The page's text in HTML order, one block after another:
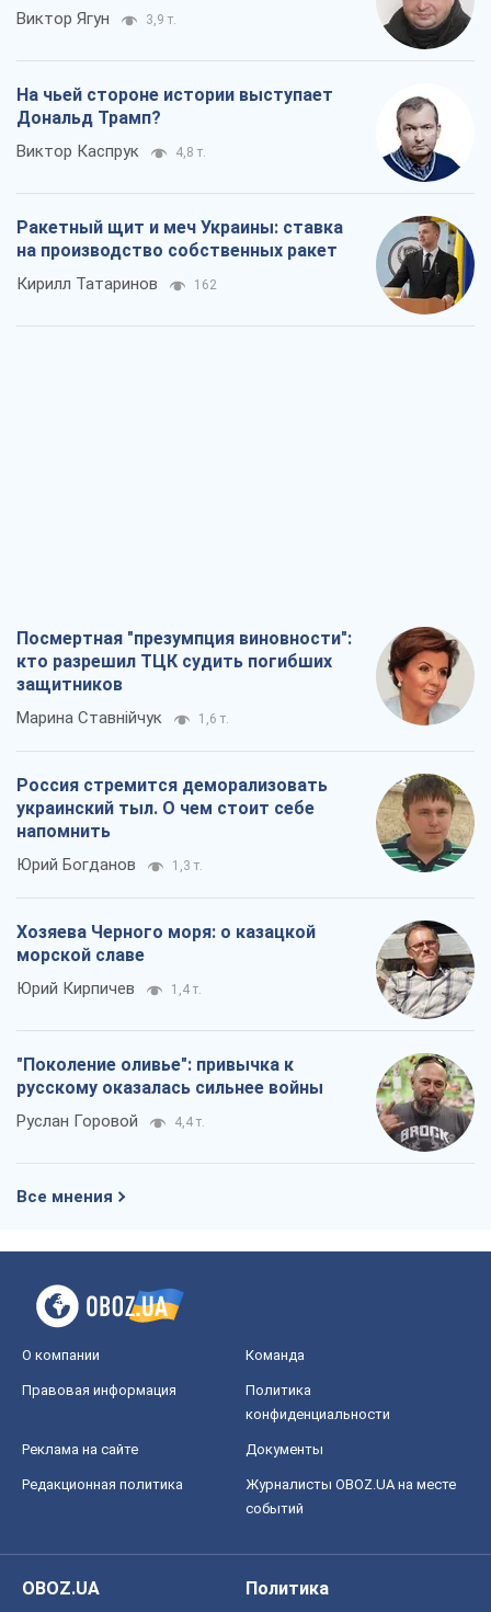
Виктор Ягун 3,9 т.
На чьей стороне истории выступает
Дональд Трамп?
Виктор Каспрук 4,8 т.
Ракетный щит и меч Украины: ставка
на производство собственных ракет
Кирилл Татаринов 162
Посмертная "презумпция виновности":
кто разрешил ТЦК судить погибших
защитников
Марина Ставнійчук 1,6 т.
Россия стремится деморализовать
украинский тыл. О чем стоит себе
напомнить
Юрий Богданов 1,3 т.
Хозяева Черного моря: о казацкой
морской славе
Юрий Кирпичев 1,4 т.
"Поколение оливье": привычка к
русскому оказалась сильнее войны
Руслан Горовой 4,4 т.
Все мнения
О компании Команда
Правовая информация
Политика
конфиденциальности
Реклама на сайте Документы
Редакционная политика
Журналисты OBOZ.UA на месте
событий
OBOZ.UA
Политика